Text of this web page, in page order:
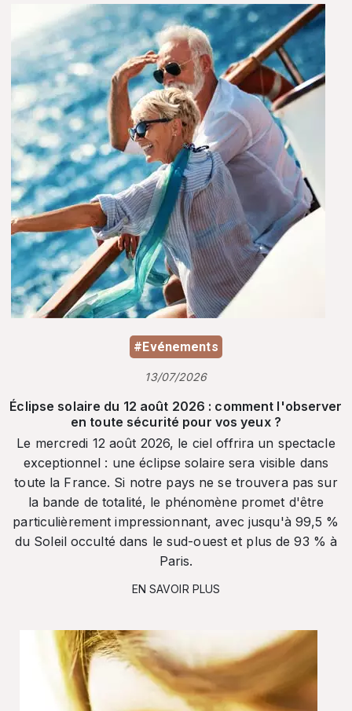
#Evénements
13/07/2026
Éclipse solaire du 12 août 2026 : comment l'observer
en toute sécurité pour vos yeux ?
Le mercredi 12 août 2026, le ciel offrira un spectacle
exceptionnel : une éclipse solaire sera visible dans
toute la France. Si notre pays ne se trouvera pas sur
la bande de totalité, le phénomène promet d'être
particulièrement impressionnant, avec jusqu'à 99,5 %
du Soleil occulté dans le sud-ouest et plus de 93 % à
Paris.
EN SAVOIR PLUS